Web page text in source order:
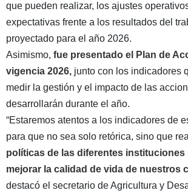
que pueden realizar, los ajustes
expectativas frente a los resultados del
proyectado para el año 2026.
Asimismo, fue presentado el Plan de
vigencia 2026, junto con los indicadores
medir la gestión y el impacto de las
desarrollarán durante el año.
“Estaremos atentos a los indicadores de
para que no sea solo retórica, sino que
políticas de las diferentes instituciones
mejorar la calidad de vida de nuestros
destacó el secretario de Agricultura y